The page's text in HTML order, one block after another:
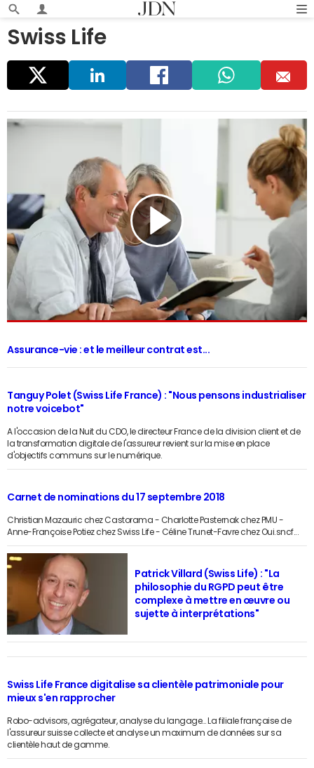
Swiss Life
m
ail
Assurance-vie : et le meilleur contrat est...
Tanguy Polet (Swiss Life France) : "Nous pensons industrialiser
notre voicebot"
A l'occasion de la Nuit du CDO, le directeur France de la division client et de
la transformation digitale de l'assureur revient sur la mise en place
d'objectifs communs sur le numérique.
Carnet de nominations du 17 septembre 2018
Christian Mazauric chez Castorama - Charlotte Pasternak chez PMU -
Anne-Françoise Potiez chez Swiss Life - Céline Trunet-Favre chez Oui.sncf...
Patrick Villard (Swiss Life) : "La
philosophie du RGPD peut être
complexe à mettre en œuvre ou
sujette à interprétations"
Swiss Life France digitalise sa clientèle patrimoniale pour
mieux s'en rapprocher
Robo-advisors, agrégateur, analyse du langage… La filiale française de
l'assureur suisse collecte et analyse un maximum de données sur sa
clientèle haut de gamme.